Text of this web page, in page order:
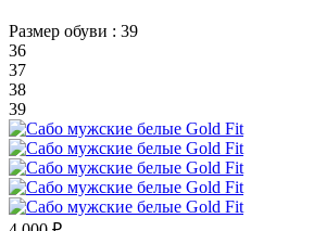
Размер обуви : 39
36
37
38
39